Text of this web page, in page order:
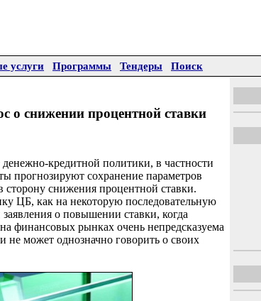
услуги Программы Тендеры Поиск
о снижении процентной ставки
кредитной политики, в частности
прогнозируют сохранение параметров
снижения процентной ставки.
ЦБ, как на некоторую последовательную
о повышении ставки, когда
финансовых рынках очень непредсказуема
может однозначно говорить о своих